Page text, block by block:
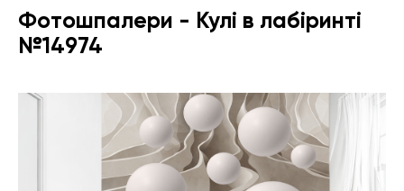
Фотошпалери - Кулі в лабіринті
№14974